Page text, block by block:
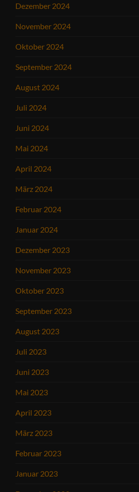
Dezember 2024
November 2024
Oktober 2024
September 2024
August 2024
Juli 2024
Juni 2024
Mai 2024
April 2024
März 2024
Februar 2024
Januar 2024
Dezember 2023
November 2023
Oktober 2023
September 2023
August 2023
Juli 2023
Juni 2023
Mai 2023
April 2023
März 2023
Februar 2023
Januar 2023